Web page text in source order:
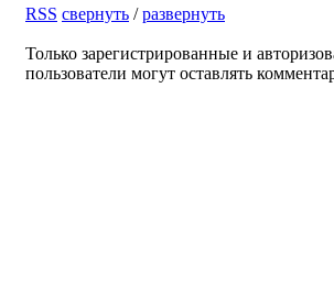
RSS свернуть /развернуть
Только зарегистрированные и
пользователи могут оставлять